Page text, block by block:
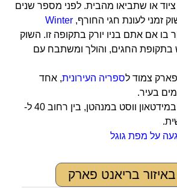
או שתביאו מהבית. לפני מספר שנים
זמני לעונת חגי החורף, Winter
בו אם אתם בניו יורק בתקופה זו. השוק
החגים, והולך ומשתבח עם
צמוד לספריה העירונית, אחד
בעיר.
בריאנט פארק נמצא במידטאון ווסט במנהטן, בין רחוב 40 ל-
על מפת גוגל
בריאנט פארק